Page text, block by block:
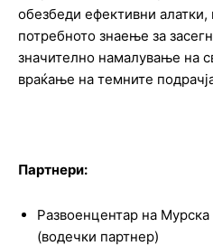
обезбеди ефективни
потребното знаење за
значително намалување на
враќање на темните
Партнери:
Развоенцентар на
(водечки партнер)